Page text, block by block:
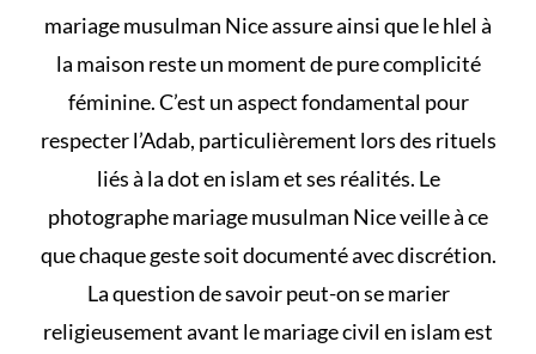
mariage musulman Nice assure ainsi que lehlel à
la maison reste un moment de pure complicité
féminine. C’est un aspect fondamental pour
respecter l’Adab, particulièrement lors des rituels
liés à la dot en islam et ses réalités. Le
photographe mariage musulman Nice veille à ce
que chaque geste soit documenté avec discrétion.
La question de savoirpeut-on se marier
religieusement avant le mariage civil en islamest